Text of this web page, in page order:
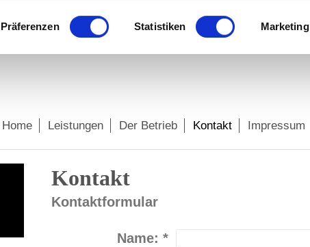
Präferenzen Statistiken Marketing
Home Leistungen Der Betrieb Kontakt Impressum
Kontakt
Kontaktformular
Name: *